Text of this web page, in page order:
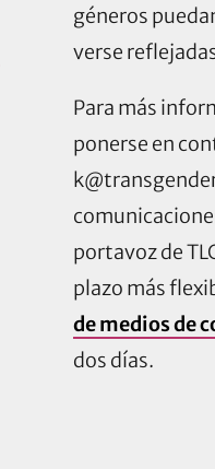
géneros
verse
Para más
ponerse en
portavoz de
plazo más
de medios de
dos días.